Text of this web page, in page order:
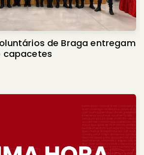
de Braga entregam
capacetes